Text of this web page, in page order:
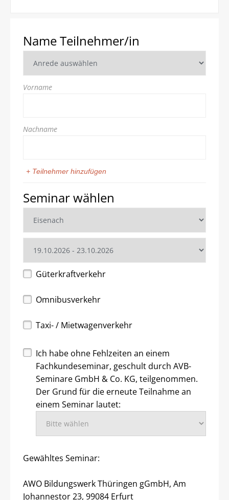
Name Teilnehmer/in
Vorname
Nachname
+ Teilnehmer hinzufügen
Seminar wählen
Güterkraftverkehr
Omnibusverkehr
Taxi- / Mietwagenverkehr
Ich habe ohne Fehlzeiten an einem
Fachkundeseminar, geschult durch AVB-
Seminare GmbH & Co. KG, teilgenommen.
Der Grund für die erneute Teilnahme an
einem Seminar lautet:
Gewähltes Seminar:
AWO Bildungswerk Thüringen gGmbH, Am
Johannestor 23, 99084 Erfurt